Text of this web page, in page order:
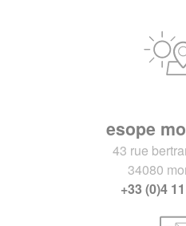
esope
43 rue
34080
+33 (0)4